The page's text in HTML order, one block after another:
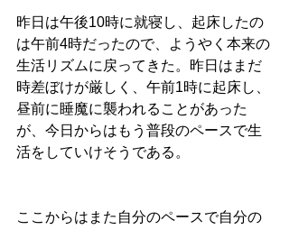
昨日は午後10時に就寝し、起床したの
は午前4時だったので、ようやく本来の
生活リズムに戻ってきた。昨日はまだ
時差ぼけが厳しく、午前1時に起床し、
昼前に睡魔に襲われることがあった
が、今日からはもう普段のペースで生
活をしていけそうである。
ここからはまた自分のペースで自分の